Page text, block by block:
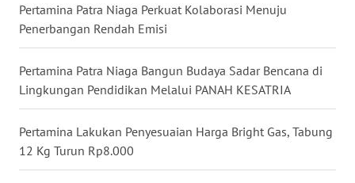
Pertamina Patra Niaga Perkuat Kolaborasi Menuju
Penerbangan Rendah Emisi
Pertamina Patra Niaga Bangun Budaya Sadar Bencana di
Lingkungan Pendidikan Melalui PANAH KESATRIA
Pertamina Lakukan Penyesuaian Harga Bright Gas, Tabung
12 Kg Turun Rp8.000
BALI
KALBAR
KALTENG